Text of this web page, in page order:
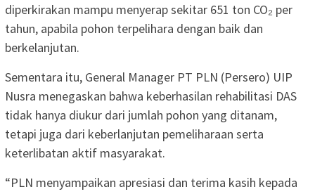
diperkirakan mampu menyerap sekitar 651 ton CO₂ per
tahun, apabila pohon terpelihara dengan baik dan
berkelanjutan.
Sementara itu, General Manager PT PLN (Persero) UIP
Nusra menegaskan bahwa keberhasilan rehabilitasi DAS
tidak hanya diukur dari jumlah pohon yang ditanam,
tetapi juga dari keberlanjutan pemeliharaan serta
keterlibatan aktif masyarakat.
“PLN menyampaikan apresiasi dan terima kasih kepada